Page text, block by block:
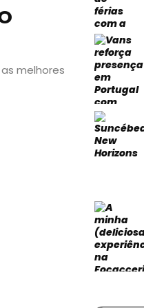
melhores